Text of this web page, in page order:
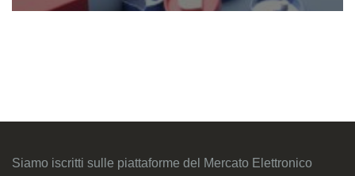
Siamo iscritti sulle piattaforme del Mercato Elettronico